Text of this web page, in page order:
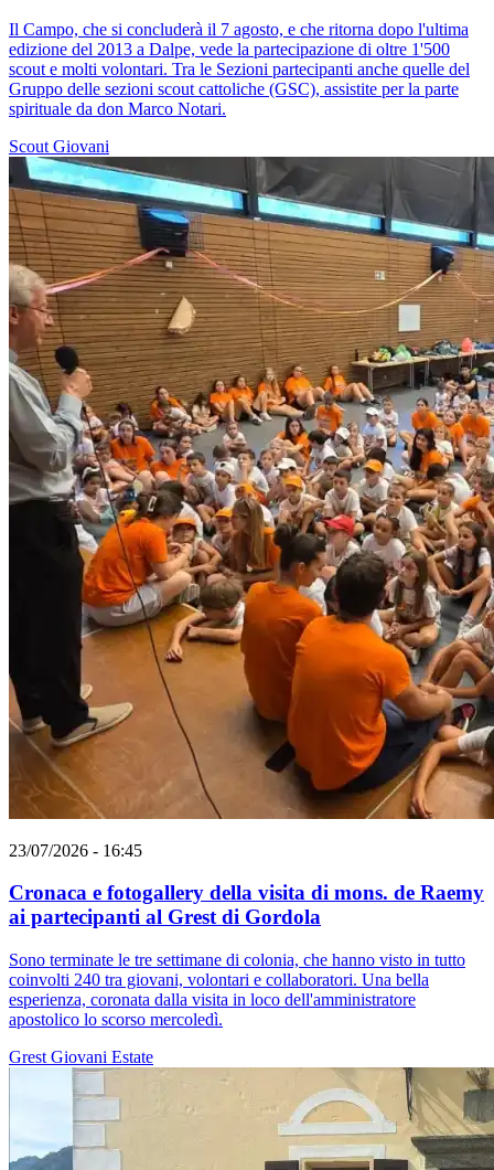
Il Campo, che si concluderà il 7 agosto, e che ritorna dopo l'ultima
edizione del 2013 a Dalpe, vede la partecipazione di oltre 1'500
scout e molti volontari. Tra le Sezioni partecipanti anche quelle del
Gruppo delle sezioni scout cattoliche (GSC), assistite per la parte
spirituale da don Marco Notari.
Scout Giovani
23/07/2026 - 16:45
Cronaca e fotogallery della visita di mons. de Raemy
ai partecipanti al Grest di Gordola
Sono terminate le tre settimane di colonia, che hanno visto in tutto
coinvolti 240 tra giovani, volontari e collaboratori. Una bella
esperienza, coronata dalla visita in loco dell'amministratore
apostolico lo scorso mercoledì.
Grest Giovani Estate